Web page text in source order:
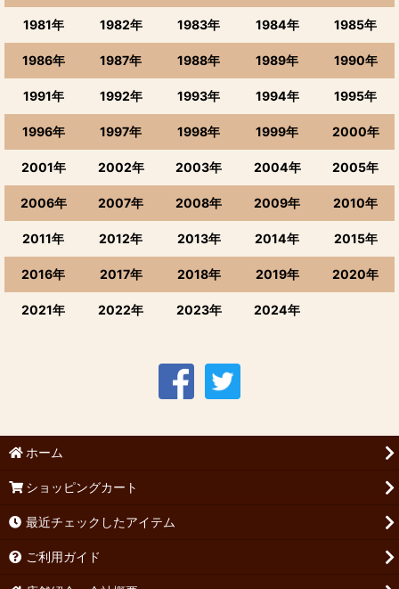
1981年 1982年 1983年 1984年 1985年
1986年 1987年 1988年 1989年 1990年
1991年 1992年 1993年 1994年 1995年
1996年 1997年 1998年 1999年 2000年
2001年 2002年 2003年 2004年 2005年
2006年 2007年 2008年 2009年 2010年
2011年 2012年 2013年 2014年 2015年
2016年 2017年 2018年 2019年 2020年
2021年 2022年 2023年 2024年
ホーム
ショッピングカート
最近チェックしたアイテム
ご利用ガイド